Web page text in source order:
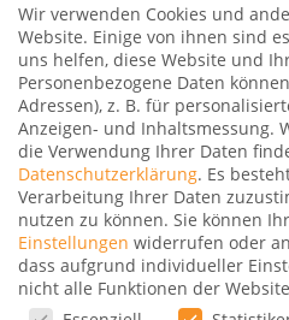
Cathay
Änderungen ab
Gepostet vonStefan
Cathay Pacific, eine
plant, sein
Wir verwenden Cookies und
Website. Einige von ihnen sind
uns helfen, diese Website und
Personenbezogene Daten
Adressen), z. B. für
Anzeigen- und Inhaltsmessung.
die Verwendung Ihrer Daten
Datenschutzerklärung. Es
Verarbeitung Ihrer Daten
nutzen zu können. Sie können
Einstellungen widerrufen oder
dass aufgrund individueller
nicht alle Funktionen der
Datenschutzeinstellungen